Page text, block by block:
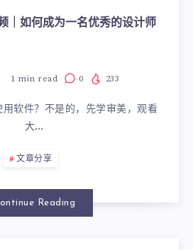
｜如何成为一名优秀的设计师
1 min read 0 233
软件？不是的，先学审美，观看
大…
文章分享
Reading